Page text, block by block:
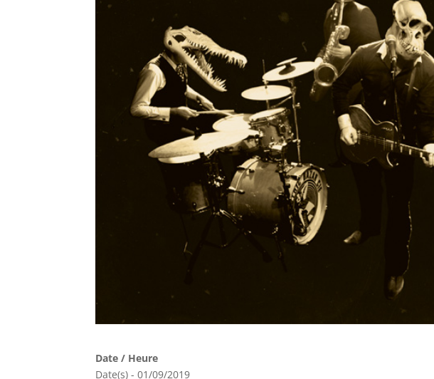
Date / Heure
Date(s) - 01/09/2019